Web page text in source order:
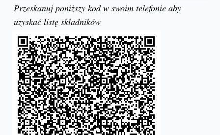
Przeskanuj poniższy kod w swoim telefonie aby
uzyskać listę składników